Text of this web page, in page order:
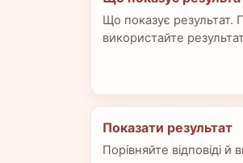
Що показує результат.
використайте
Показати результат
Порівняйте відповіді й